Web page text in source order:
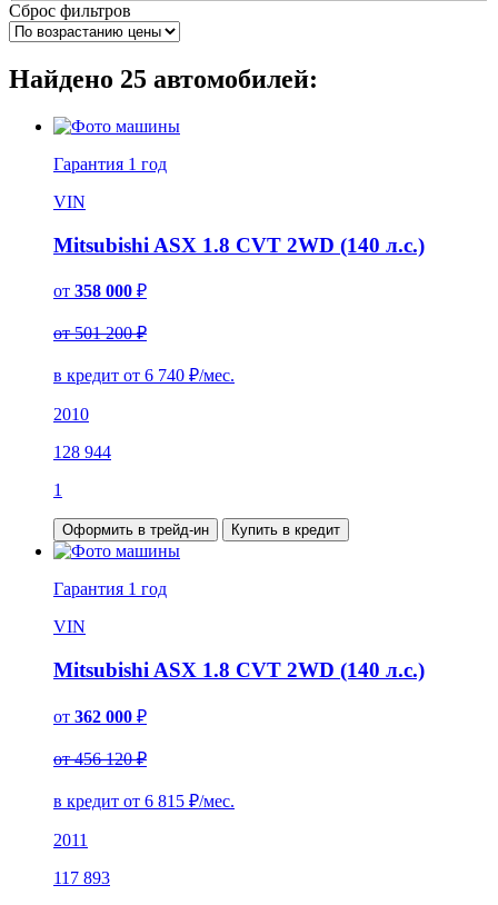
Сброс фильтров
Найдено 25 автомобилей:
Гарантия 1 год
VIN
Mitsubishi ASX 1.8 CVT 2WD (140 л.с.)
от 358 000 ₽
от 501 200 ₽
в кредит от 6 740 ₽/мес.
2010
128 944
1
Оформить в трейд-ин Купить в кредит
Гарантия 1 год
VIN
Mitsubishi ASX 1.8 CVT 2WD (140 л.с.)
от 362 000 ₽
от 456 120 ₽
в кредит от 6 815 ₽/мес.
2011
117 893